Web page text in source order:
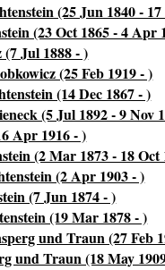
(25 Jun 1840 - 17
(23 Oct 1865 - 4 Apr
Jul 1888 - )
(25 Feb 1919 - )
(14 Dec 1867 - )
(5 Jul 1892 - 9 Nov
Apr 1916 - )
(2 Mar 1873 - 18 Oct
(2 Apr 1903 - )
(7 Jun 1874 - )
(19 Mar 1878 - )
und Traun (27 Feb
und Traun (18 May